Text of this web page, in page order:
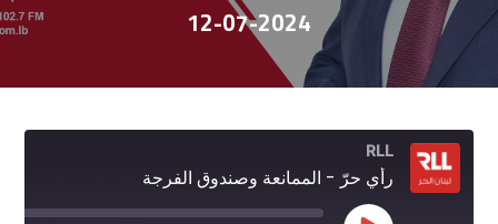
12-07-2024
RLL
رأي حرّ - الممانعة وصندوق الفرجة